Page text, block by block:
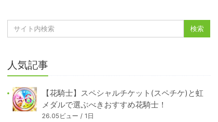
人気記事
【花騎士】スペシャルチケット(スペチケ)と虹
メダルで選ぶべきおすすめ花騎士！
26.05ビュー / 1日